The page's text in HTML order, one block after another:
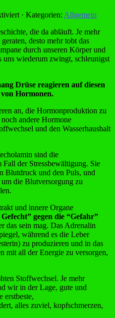
für
Attacken
ade…
· Kategorien: Allgemein
die da abläuft. Je mehr
desto mehr tobt das
durch unseren Körper und
uns wiederum zwingt, schleunigst
Drüse reagieren auf diesen
Hormonen.
an, die Hormonproduktion zu
andere Hormone
und den Wasserhaushalt
sind die
der Stressbewältigung. Sie
Blutdruck und den Puls, und
die Blutversorgung zu
und innere Organe
Gefecht” gegen die “Gefahr”
das sein mag. Das Adrenalin
während es die Leber
zu produzieren und in das
mit all der Energie zu versorgen,
Stoffwechsel. Je mehr
wir in der Lage, gute und
erstbeste,